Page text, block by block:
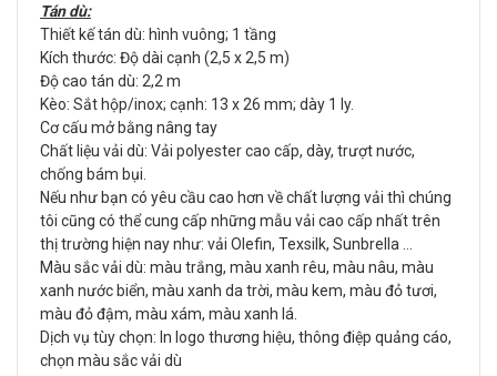
Tán dù:
Thiết kế tán dù: hình vuông; 1 tầng
Kích thước: Độ dài cạnh (2,5 x 2,5 m)
Độ cao tán dù: 2,2 m
Kèo: Sắt hộp/inox; cạnh: 13 x 26 mm; dày 1 ly.
Cơ cấu mở bằng nâng tay
Chất liệu vải dù: Vải polyester cao cấp, dày, trượt nước,
chống bám bụi.
Nếu như bạn có yêu cầu cao hơn về chất lượng vải thì chúng
tôi cũng có thể cung cấp những mẫu vải cao cấp nhất trên
thị trường hiện nay như: vải Olefin, Texsilk, Sunbrella …
Màu sắc vải dù: màu trắng, màu xanh rêu, màu nâu, màu
xanh nước biển, màu xanh da trời, màu kem, màu đỏ tươi,
màu đỏ đậm, màu xám, màu xanh lá.
Dịch vụ tùy chọn: In logo thương hiệu, thông điệp quảng cáo,
chọn màu sắc vải dù